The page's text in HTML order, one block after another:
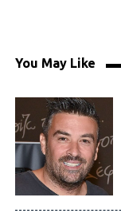
You May Like